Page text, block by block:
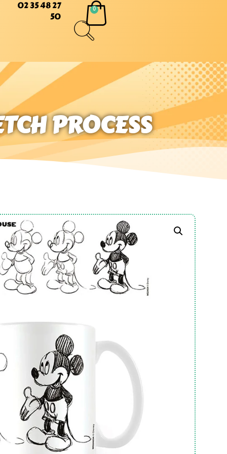
02 35 48 27
50
PROCESS